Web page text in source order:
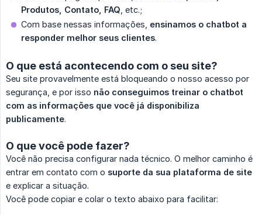
Produtos, Contato, FAQ , etc.;
Com base nessas informações, ensinamos o chatbot a
responder melhor seus clientes.
O que está acontecendo com o seu site?
Seu site provavelmente está bloqueando o nosso acesso por
segurança, e por isso não conseguimos treinar o chatbot
com as informações que você já disponibiliza
publicamente.
O que você pode fazer?
Você não precisa configurar nada técnico. O melhor caminho é
entrar em contato com o suporte da sua plataforma de site
e explicar a situação.
Você pode copiar e colar o texto abaixo para facilitar: